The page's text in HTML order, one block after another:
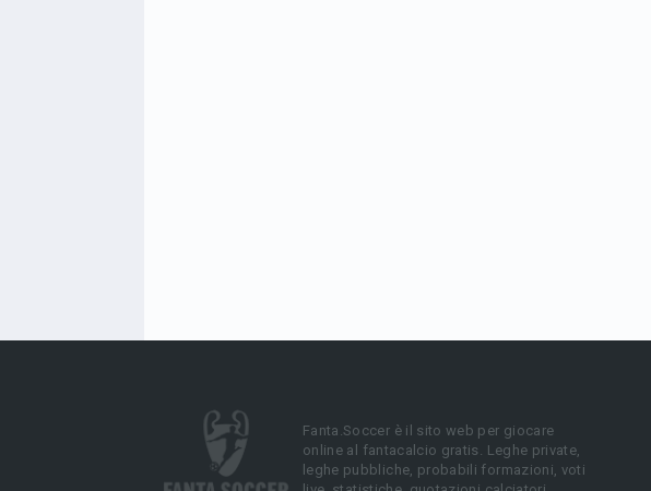
Fanta.Soccer è il sito web per giocare
online al fantacalcio gratis. Leghe private,
leghe pubbliche, probabili formazioni, voti